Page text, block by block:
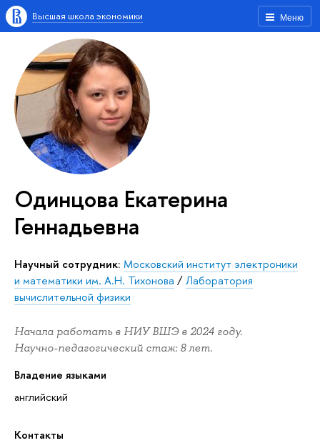
Меню
Высшая школа экономики
Одинцова Екатерина
Геннадьевна
Научный сотрудник: Московский институт электроники
и математики им. А.Н. Тихонова /Лаборатория
вычислительной физики
Начала работать в НИУ ВШЭ в 2024 году.
Научно-педагогический стаж: 8 лет.
Владение языками
английский
Контакты